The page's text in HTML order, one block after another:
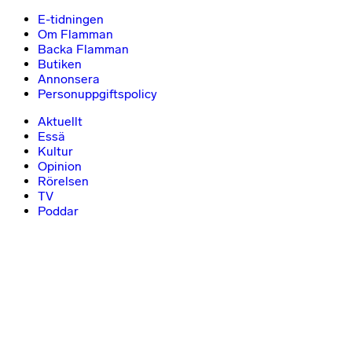
E-tidningen
Om Flamman
Backa Flamman
Butiken
Annonsera
Personuppgiftspolicy
Aktuellt
Essä
Kultur
Opinion
Rörelsen
TV
Poddar